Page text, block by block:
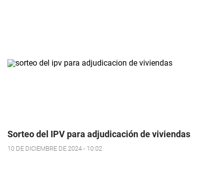
Sorteo del IPV para adjudicación de viviendas
10 DE DICIEMBRE DE 2024 - 10:02